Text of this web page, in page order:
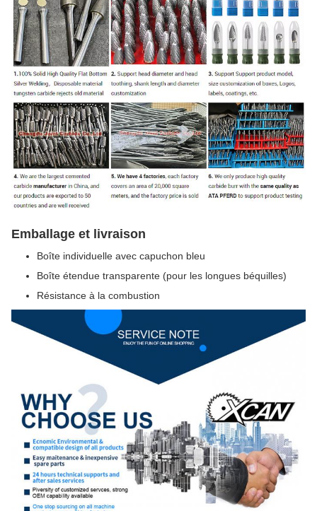
Emballage et livraison
Boîte individuelle avec capuchon bleu
Boîte étendue transparente (pour les longues béquilles)
Résistance à la combustion